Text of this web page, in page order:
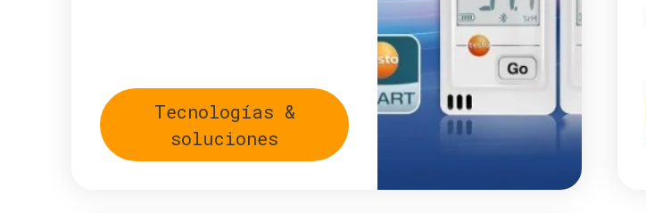
Tecnologías &
soluciones